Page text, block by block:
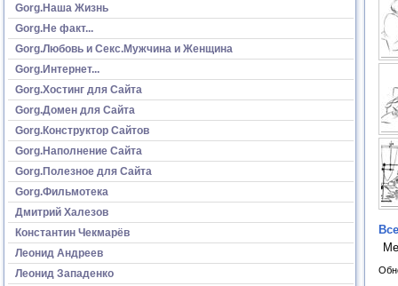
Gorg.Наша Жизнь
Gorg.Не факт...
Gorg.Любовь и Секс.Мужчина и Женщина
Gorg.Интернет...
Gorg.Хостинг для Сайта
Gorg.Домен для Сайта
Gorg.Конструктор Сайтов
Gorg.Наполнение Сайта
Gorg.Полезное для Сайта
Gorg.Фильмотека
Дмитрий Халезов
Константин Чекмарёв
Леонид Андреев
Леонид Западенко